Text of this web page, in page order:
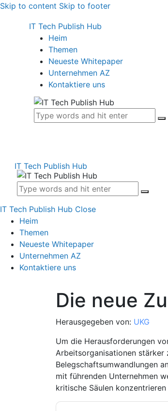
Skip to content Skip to footer
IT Tech Publish Hub
Heim
Themen
Neueste Whitepaper
Unternehmen AZ
Kontaktiere uns
IT Tech Publish Hub
IT Tech Publish Hub Close
Heim
Themen
Neueste Whitepaper
Unternehmen AZ
Kontaktiere uns
Die neue
Herausgegeben von: UKG
Um die Herausforderungen
Arbeitsorganisationen stärker
Belegschaftsumwandlungen
mit führenden Unternehmen
kritische Säulen konzentrieren